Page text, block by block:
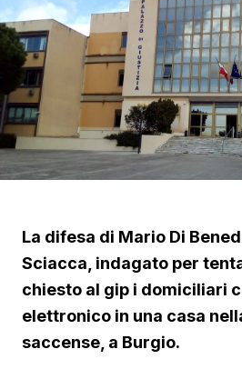
La difesa di Mario Di
Sciacca, indagato per
chiesto al gip i domiciliari
elettronico in una casa
saccense, a Burgio.